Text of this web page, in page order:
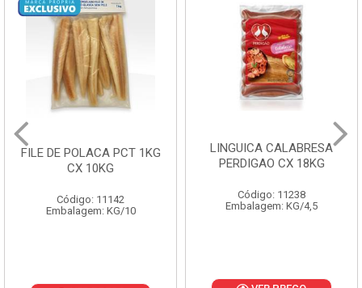
FILE DE POLACA PCT 1KG
CX 10KG
Código: 11142
Embalagem: KG/10
LINGUICA CALABRESA
PERDIGAO CX 18KG
Código: 11238
Embalagem: KG/4,5